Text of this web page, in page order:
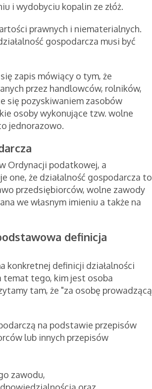
i wydobyciu kopalin ze złóż.
prawnych i niematerialnych.
gospodarcza musi być
zapis mówiący o tym, że
przez handlowców, rolników,
się pozyskiwaniem zasobów
osoby wykonujące tzw. wolne
jednorazowo.
Ordynacji podatkowej, a
one, że działalność gospodarcza to
przedsiębiorców, wolne zawody
we własnym imieniu a także na
definicja
konkretnej definicji działalności
temat tego, kim jest osoba
tam, że "za osobę prowadzącą
na podstawie przepisów
lub innych przepisów
zawodu,